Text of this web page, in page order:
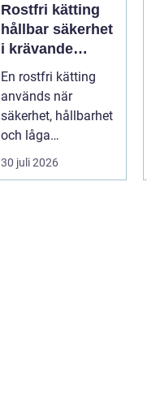
Rostfri kätting
hållbar säkerhet
i krävande
miljöer
En rostfri kätting
används när
säkerhet, hållbarhet
och låga
underhållskostnade
r är viktigare än
30 juli 2026